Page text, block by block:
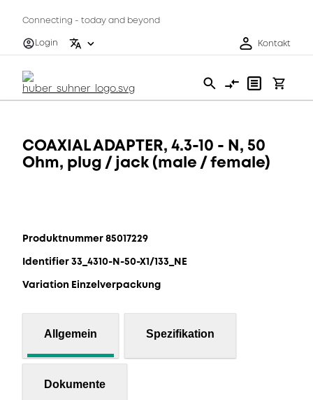
Connecting - today and beyond
Login
Kontakt
COAXIAL ADAPTER, 4.3-10 - N, 50
Ohm, plug / jack (male / female)
Produktnummer 85017229
Identifier 33_4310-N-50-X1/133_NE
Variation Einzelverpackung
Allgemein Spezifikation
Dokumente